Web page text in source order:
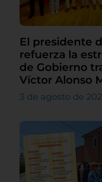
El presidente
refuerza la
de Gobierno
Víctor Alonso
3 de agosto de